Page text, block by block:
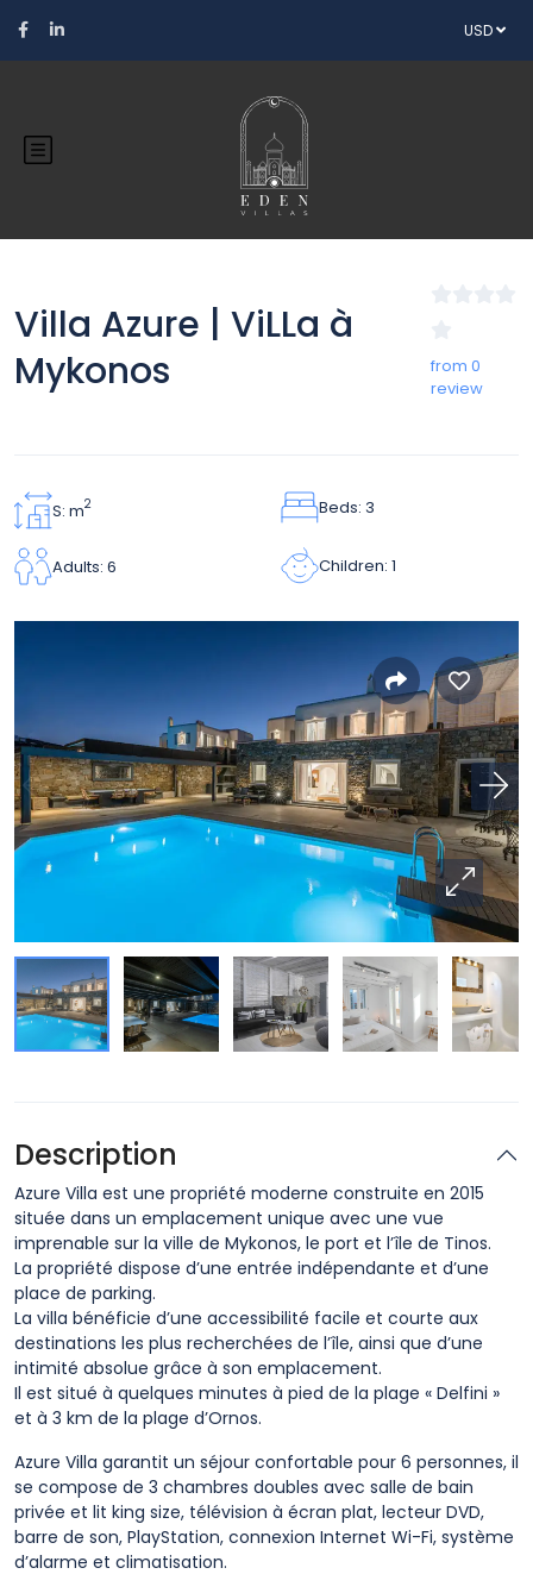
USD
Villa Azure | ViLLa à
Mykonos
from 0
review
S: m2 Beds: 3
Adults: 6 Children: 1
Description
Azure Villa est une propriété moderne construite en 2015
située dans un emplacement unique avec une vue
imprenable sur la ville de Mykonos, le port et l’île de Tinos.
La propriété dispose d’une entrée indépendante et d’une
place de parking.
La villa bénéficie d’une accessibilité facile et courte aux
destinations les plus recherchées de l’île, ainsi que d’une
intimité absolue grâce à son emplacement.
Il est situé à quelques minutes à pied de la plage « Delfini »
et à 3 km de la plage d’Ornos.
Azure Villa garantit un séjour confortable pour 6 personnes, il
se compose de 3 chambres doubles avec salle de bain
privée et lit king size, télévision à écran plat, lecteur DVD,
barre de son, PlayStation, connexion Internet Wi-Fi, système
d’alarme et climatisation.